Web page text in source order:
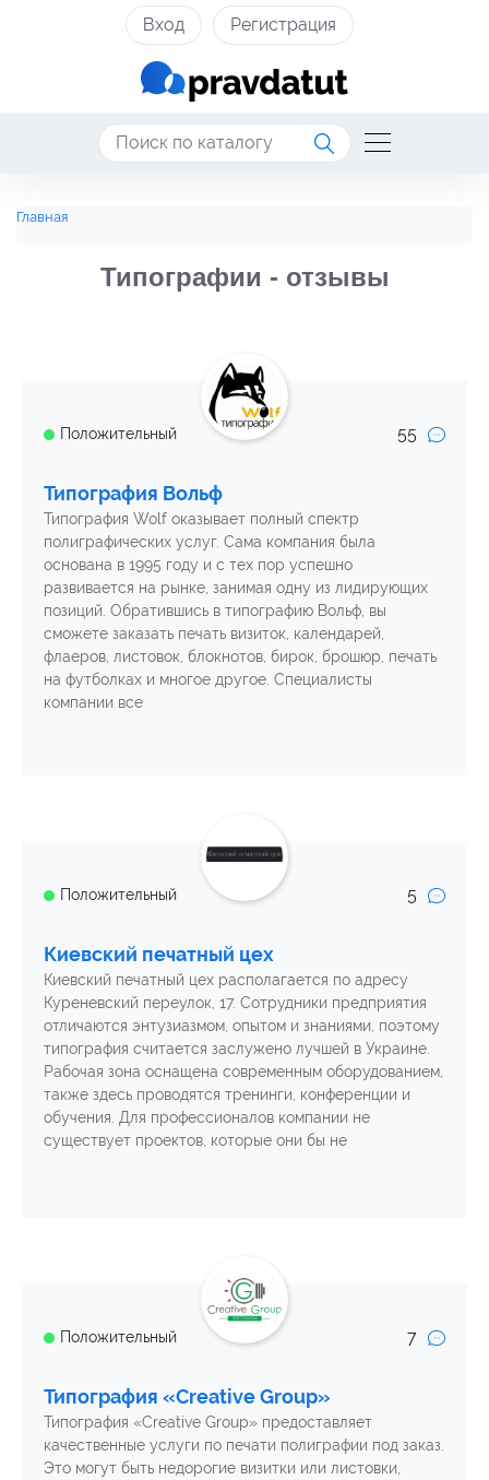
Вход Регистрация
Главная
Типографии - отзывы
Положительный 55
Типография Вольф
Типография Wolf оказывает полный спектр
полиграфических услуг. Сама компания была
основана в 1995 году и с тех пор успешно
развивается на рынке, занимая одну из лидирующих
позиций. Обратившись в типографию Вольф, вы
сможете заказать печать визиток, календарей,
флаеров, листовок, блокнотов, бирок, брошюр, печать
на футболках и многое другое. Специалисты
компании все
Положительный 5
Киевский печатный цех
Киевский печатный цех располагается по адресу
Куреневский переулок, 17. Сотрудники предприятия
отличаются энтузиазмом, опытом и знаниями, поэтому
типография считается заслужено лучшей в Украине.
Рабочая зона оснащена современным оборудованием,
также здесь проводятся тренинги, конференции и
обучения. Для профессионалов компании не
существует проектов, которые они бы не
Положительный 7
Типография «Creative Group»
Типография «Creative Group» предоставляет
качественные услуги по печати полиграфии под заказ.
Это могут быть недорогие визитки или листовки,